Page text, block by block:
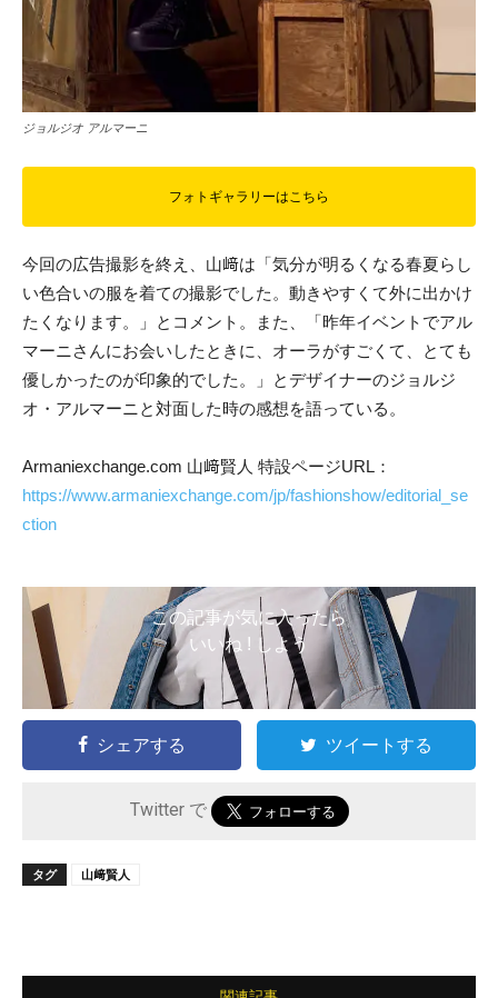
ジョルジオ アルマーニ
フォトギャラリーはこちら
今回の広告撮影を終え、山﨑は「気分が明るくなる春夏らし
い色合いの服を着ての撮影でした。動きやすくて外に出かけ
たくなります。」とコメント。また、「昨年イベントでアル
マーニさんにお会いしたときに、オーラがすごくて、とても
優しかったのが印象的でした。」とデザイナーのジョルジ
オ・アルマーニと対面した時の感想を語っている。
Armaniexchange.com 山﨑賢人 特設ページURL：
https://www.armaniexchange.com/jp/fashionshow/editorial_se
ction
この記事が気に入ったら
いいね ! しよう
シェアする ツイートする
Twitter で
タグ 山﨑賢人